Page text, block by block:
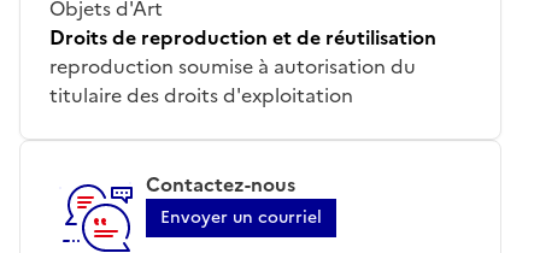
Objets d'Art
Droits de reproduction et de réutilisation
reproduction soumise à autorisation du
titulaire des droits d'exploitation
Contactez-nous
Envoyer un courriel